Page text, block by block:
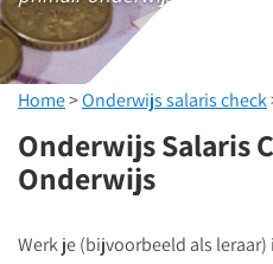
Home>Onderwijs salaris check
Onderwijs Salaris
Onderwijs
Werk je (bijvoorbeeld als